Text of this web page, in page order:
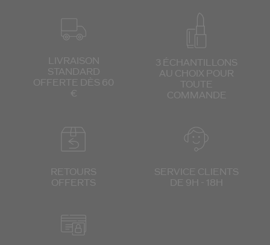
LIVRAISON
STANDARD
OFFERTE DÈS 60
€
3 ÉCHANTILLONS
AU CHOIX POUR
TOUTE
COMMANDE
RETOURS
OFFERTS
SERVICE CLIENTS
DE 9H - 18H